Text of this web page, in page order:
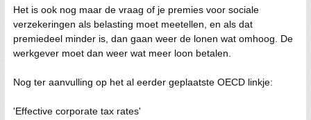
Het is ook nog maar de vraag of je premies voor sociale
verzekeringen als belasting moet meetellen, en als dat
premiedeel minder is, dan gaan weer de lonen wat omhoog. De
werkgever moet dan weer wat meer loon betalen.
Nog ter aanvulling op het al eerder geplaatste OECD linkje:
'Effective corporate tax rates'